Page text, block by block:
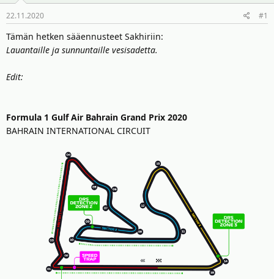
e
t
u
n
l
t
t
p
i
v
ä
ä
22.11.2020 #1
Tämän hetken sääennusteet Sakhiriin:
Lauantaille ja sunnuntaille vesisadetta.
Edit:
Formula 1 Gulf Air Bahrain Grand Prix 2020
BAHRAIN INTERNATIONAL CIRCUIT